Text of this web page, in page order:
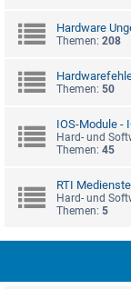
Hardware
Themen: 208
Themen: 50
IOS-Module -
Hard- und
Themen: 45
RTI
Hard- und
Themen: 5